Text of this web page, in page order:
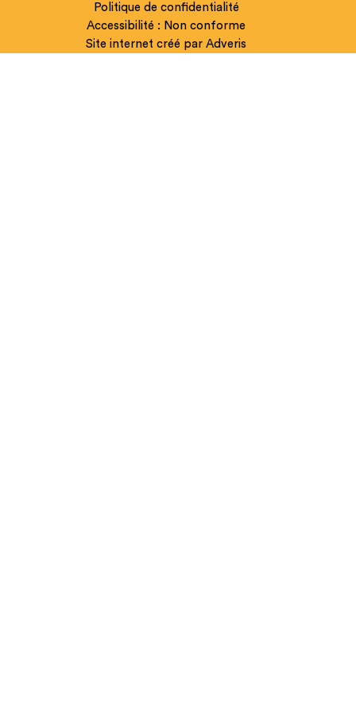
Politique de confidentialité
Accessibilité : Non conforme
Site internet créé par Adveris